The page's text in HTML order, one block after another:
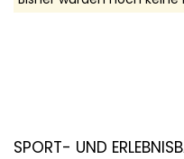
Sport- und